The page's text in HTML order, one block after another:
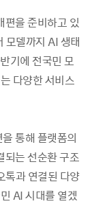
편을 준비하고 있
모델까지 AI 생태
기에 전국민 모
다양한 서비스
통해 플랫폼의
되는 선순환 구조
톡과 연결된 다양
AI 시대를 열겠